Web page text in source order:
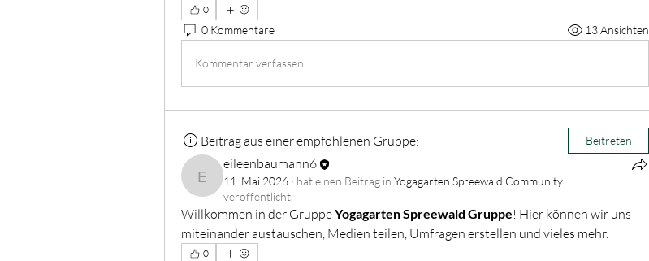
0
0 Kommentare 13 Ansichten
Kommentar verfassen...
Beitrag aus einer empfohlenen Gruppe: Beitreten
eileenbaumann6
eileenbaumann6
11. Mai 2026 · hat einen Beitrag in Yogagarten Spreewald Community
veröffentlicht.
Willkommen in der Gruppe Yogagarten Spreewald Gruppe! Hier können wir uns
miteinander austauschen, Medien teilen, Umfragen erstellen und vieles mehr.
0